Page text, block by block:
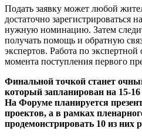
Подать заявку может любой
достаточно зарегистрироваться
нужную номинацию. Затем
получать помощь и обратную
экспертов. Работа по экспертной
момента поступления первого
Финальной точкой станет
который запланирован на 15-
На Форуме планируется
проектов, а в рамках
продемонстрировать 10 из них